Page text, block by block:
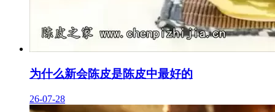
为什么新会陈皮是陈皮中最好的
26-07-28